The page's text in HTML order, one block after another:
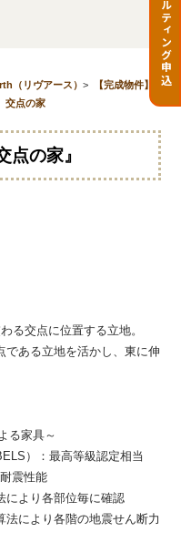
（リヴアース）>
【完成物件】
交点の家
点の家』
る交点に位置する立地。
である立地を活かし、東に伸
る家具～
）：最高等級認定相当
震性能
により各部位毎に確認
法により各階の地震せん断力